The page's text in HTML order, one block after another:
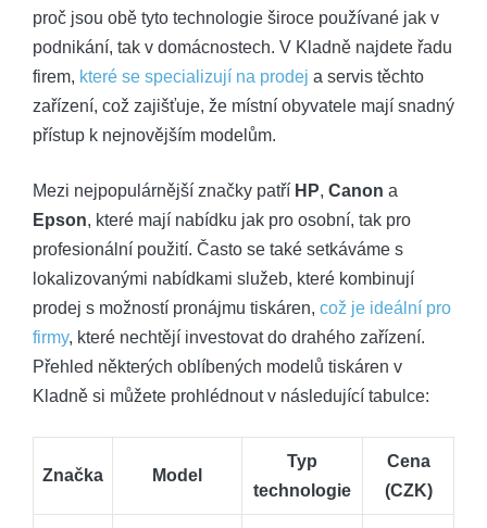
proč jsou obě tyto technologie široce používané jak v
podnikání, tak v domácnostech. V Kladně najdete řadu
firem, které se specializují na prodej a servis těchto
zařízení, což zajišťuje, že místní obyvatele mají snadný
přístup k nejnovějším modelům.
Mezi nejpopulárnější značky patří HP, Canon a
Epson, které mají nabídku jak pro osobní, tak pro
profesionální použití. Často se také setkáváme s
lokalizovanými nabídkami služeb, které kombinují
prodej s možností pronájmu tiskáren, což je ideální pro
firmy, které nechtějí investovat do drahého zařízení.
Přehled některých oblíbených modelů tiskáren v
Kladně si můžete prohlédnout v následující tabulce:
Značka Model
Typ
technologie
Cena
(CZK)